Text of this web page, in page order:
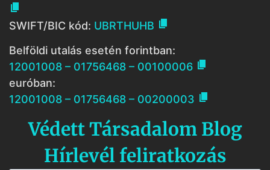

SWIFT/BIC kód: UBRTHUHB 
Belföldi utalás esetén forintban:
12001008 – 01756468 – 00100006 
euróban:
12001008 – 01756468 – 00200003 
Védett Társadalom Blog
Hírlevél feliratkozás